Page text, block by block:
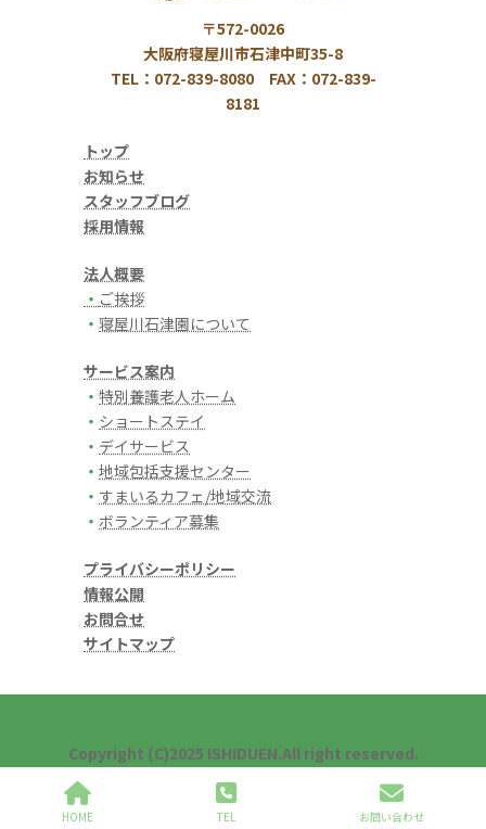
〒572-0026
大阪府寝屋川市石津中町35-8
TEL：072-839-8080 FAX：072-839-
8181
トップ
お知らせ
スタッフブログ
採用情報
法人概要
・ ご挨拶
・ 寝屋川石津園について
サービス案内
・ 特別養護老人ホーム
・ ショートステイ
・ デイサービス
・ 地域包括支援センター
・ すまいるカフェ/地域交流
・ ボランティア募集
プライバシーポリシー
情報公開
お問合せ
サイトマップ
Copyright (C)2025 ISHIDUEN.All right reserved.
HOME TEL お問い合わせ